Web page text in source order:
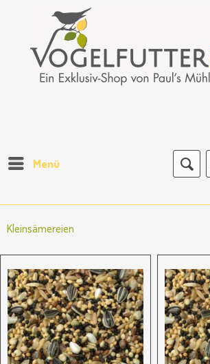
Menü
Kleinsämereien